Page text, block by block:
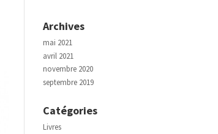
Archives
mai 2021
avril 2021
novembre 2020
septembre 2019
Catégories
Livres